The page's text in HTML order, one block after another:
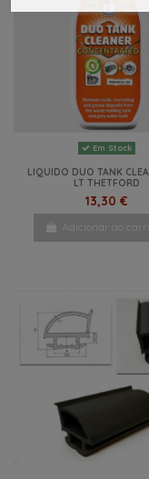
Em Stock
LIQUIDO DUO TANK
LT THETFORD
13,30 €
Adicionar ao